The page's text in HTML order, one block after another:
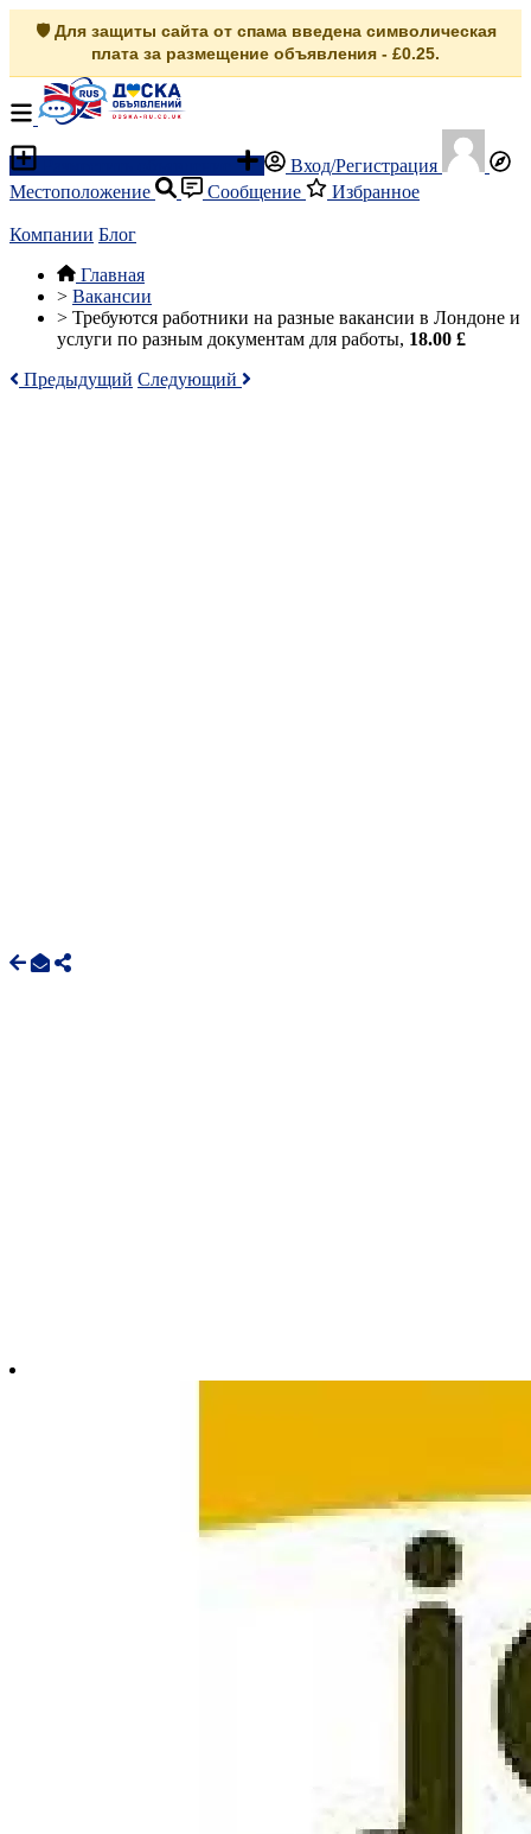
🛡️ Для защиты сайта от спама введена символическая
плата за размещение объявления - £0.25.
Вход/Регистрация
Местоположение
Сообщение Избранное
Компании Блог
Главная
> Вакансии
> Требуются работники на разные вакансии в Лондоне и
услуги по разным документам для работы, 18.00 £
Предыдущий Следующий